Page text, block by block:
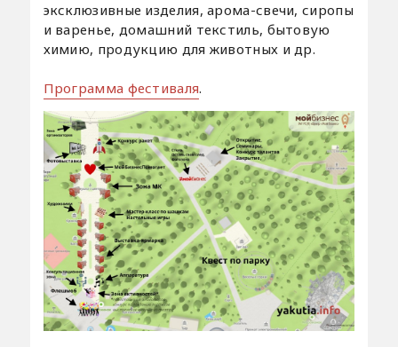
эксклюзивные изделия, арома-свечи, сиропы
и варенье, домашний текстиль, бытовую
химию, продукцию для животных и др.
Программа фестиваля.